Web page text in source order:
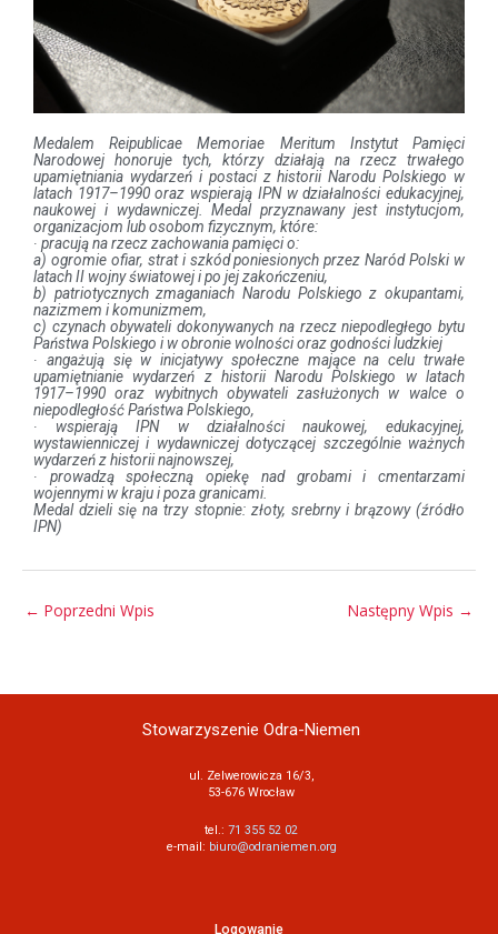
Medalem Reipublicae Memoriae Meritum Instytut Pamięci
Narodowej honoruje tych, którzy działają na rzecz trwałego
upamiętniania wydarzeń i postaci z historii Narodu Polskiego w
latach 1917–1990 oraz wspierają IPN w działalności edukacyjnej,
naukowej i wydawniczej. Medal przyznawany jest instytucjom,
organizacjom lub osobom fizycznym, które:
· pracują na rzecz zachowania pamięci o:
a) ogromie ofiar, strat i szkód poniesionych przez Naród Polski w
latach II wojny światowej i po jej zakończeniu,
b) patriotycznych zmaganiach Narodu Polskiego z okupantami,
nazizmem i komunizmem,
c) czynach obywateli dokonywanych na rzecz niepodległego bytu
Państwa Polskiego i w obronie wolności oraz godności ludzkiej
· angażują się w inicjatywy społeczne mające na celu trwałe
upamiętnianie wydarzeń z historii Narodu Polskiego w latach
1917–1990 oraz wybitnych obywateli zasłużonych w walce o
niepodległość Państwa Polskiego,
· wspierają IPN w działalności naukowej, edukacyjnej,
wystawienniczej i wydawniczej dotyczącej szczególnie ważnych
wydarzeń z historii najnowszej,
· prowadzą społeczną opiekę nad grobami i cmentarzami
wojennymi w kraju i poza granicami.
Medal dzieli się na trzy stopnie: złoty, srebrny i brązowy (źródło
IPN)
← Poprzedni Wpis Następny Wpis →
Stowarzyszenie Odra-Niemen
ul. Zelwerowicza 16/3,
53-676 Wrocław
tel.: 71 355 52 02
e-mail: biuro@odraniemen.org
Logowanie